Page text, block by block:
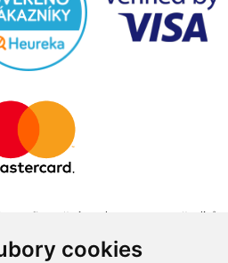
cookies
za finanční podpory z prostředků
The Country for the Future